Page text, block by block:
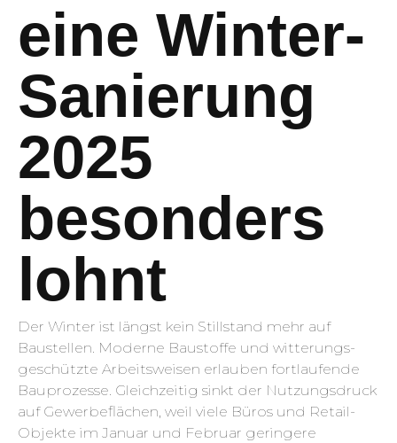
eine Winter-
Sanierung
2025
besonders
lohnt
Der Winter ist längst kein Stillstand mehr auf
Baustellen. Moderne Baustoffe und witterungs­
geschützte Arbeitsweisen erlauben fortlaufende
Bauprozesse. Gleichzeitig sinkt der Nutzungsdruck
auf Gewerbe­flächen, weil viele Büros und Retail-
Objekte im Januar und Februar geringere